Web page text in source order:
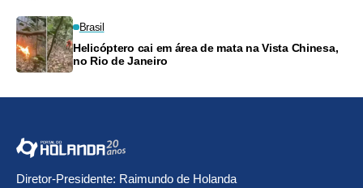
Brasil
Helicóptero cai em área de mata na Vista Chinesa,
no Rio de Janeiro
Diretor-Presidente: Raimundo de Holanda